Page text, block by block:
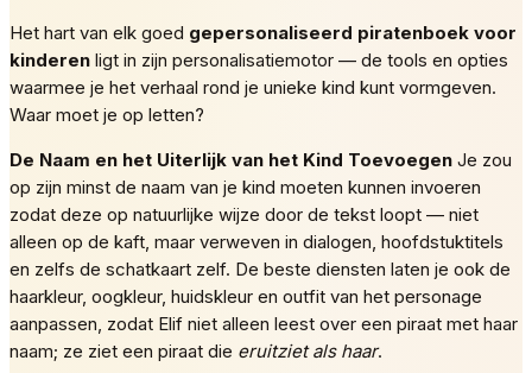
Het hart van elk goed gepersonaliseerd piratenboek voor
kinderen ligt in zijn personalisatiemotor — de tools en opties
waarmee je het verhaal rond je unieke kind kunt vormgeven.
Waar moet je op letten?
De Naam en het Uiterlijk van het Kind Toevoegen Je zou
op zijn minst de naam van je kind moeten kunnen invoeren
zodat deze op natuurlijke wijze door de tekst loopt — niet
alleen op de kaft, maar verweven in dialogen, hoofdstuktitels
en zelfs de schatkaart zelf. De beste diensten laten je ook de
haarkleur, oogkleur, huidskleur en outfit van het personage
aanpassen, zodat Elif niet alleen leest over een piraat met haar
naam; ze ziet een piraat die eruitziet als haar.